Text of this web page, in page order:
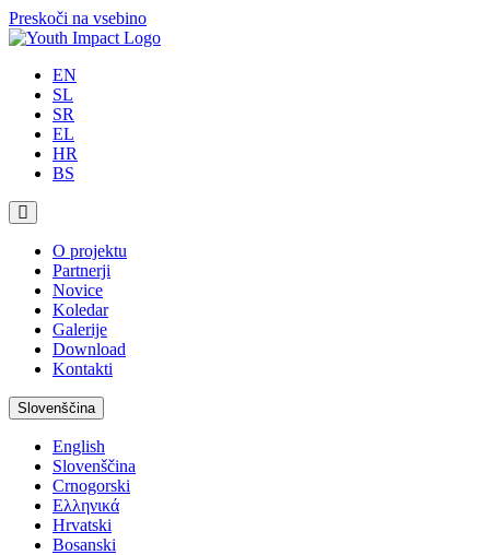
Preskoči na vsebino
EN
SL
SR
EL
HR
BS
O projektu
Partnerji
Novice
Koledar
Galerije
Download
Kontakti
Slovenščina
English
Slovenščina
Crnogorski
Ελληνικά
Hrvatski
Bosanski